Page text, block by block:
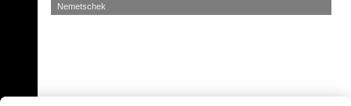
Nemetschek